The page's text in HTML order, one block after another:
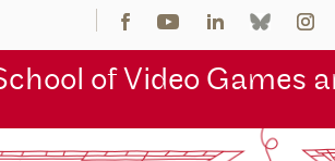
of Video Games